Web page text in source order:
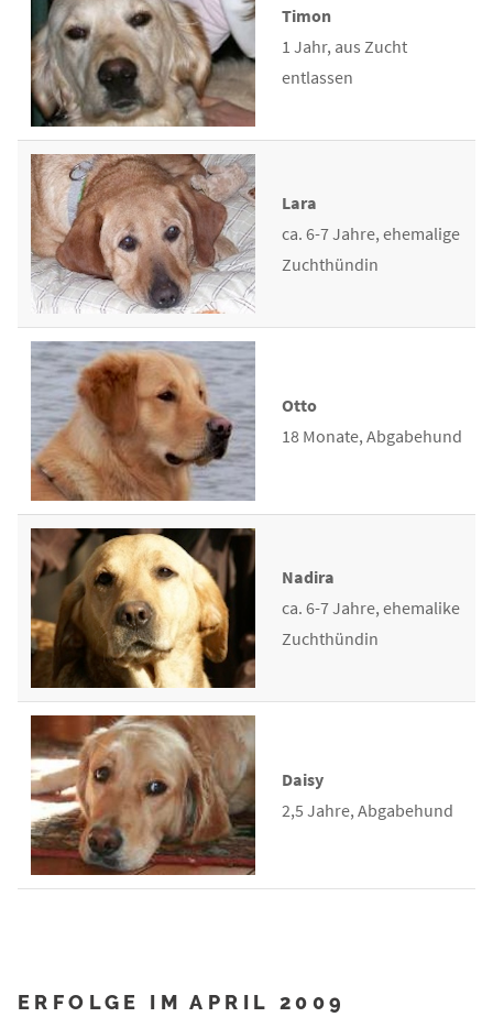
Timon
1 Jahr, aus Zucht
entlassen
Lara
ca. 6-7 Jahre, ehemalige
Zuchthündin
Otto
18 Monate, Abgabehund
Nadira
ca. 6-7 Jahre, ehemalike
Zuchthündin
Daisy
2,5 Jahre, Abgabehund
ERFOLGE IM APRIL 2009